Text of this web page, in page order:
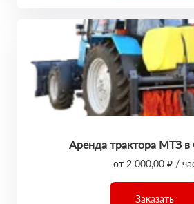
Аренда трактора МТЗ в
от 2 000,00 ₽ /
Заказать